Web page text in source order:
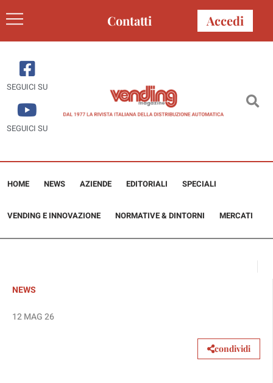
Contatti Accedi
SEGUICI SU
SEGUICI SU
HOME NEWS AZIENDE EDITORIALI SPECIALI
VENDING E INNOVAZIONE NORMATIVE & DINTORNI MERCATI
NEWS
12 MAG 26
condividi